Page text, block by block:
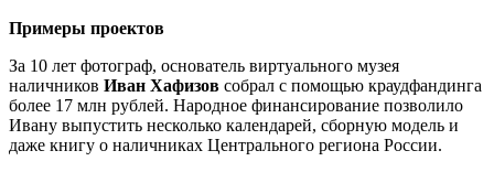
Примеры проектов
За 10 лет фотограф, основатель виртуального музея
наличников Иван Хафизов собрал с помощью краудфандинга
более 17 млн рублей. Народное финансирование позволило
Ивану выпустить несколько календарей, сборную модель и
даже книгу о наличниках Центрального региона России.